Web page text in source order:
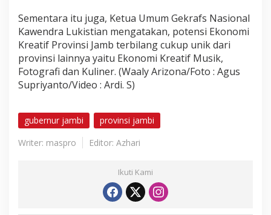
Sementara itu juga, Ketua Umum Gekrafs Nasional
Kawendra Lukistian mengatakan, potensi Ekonomi
Kreatif Provinsi Jamb terbilang cukup unik dari
provinsi lainnya yaitu Ekonomi Kreatif Musik,
Fotografi dan Kuliner. (Waaly Arizona/Foto : Agus
Supriyanto/Video : Ardi. S)
gubernur jambi
provinsi jambi
Writer: maspro
Editor: Azhari
Ikuti Kami